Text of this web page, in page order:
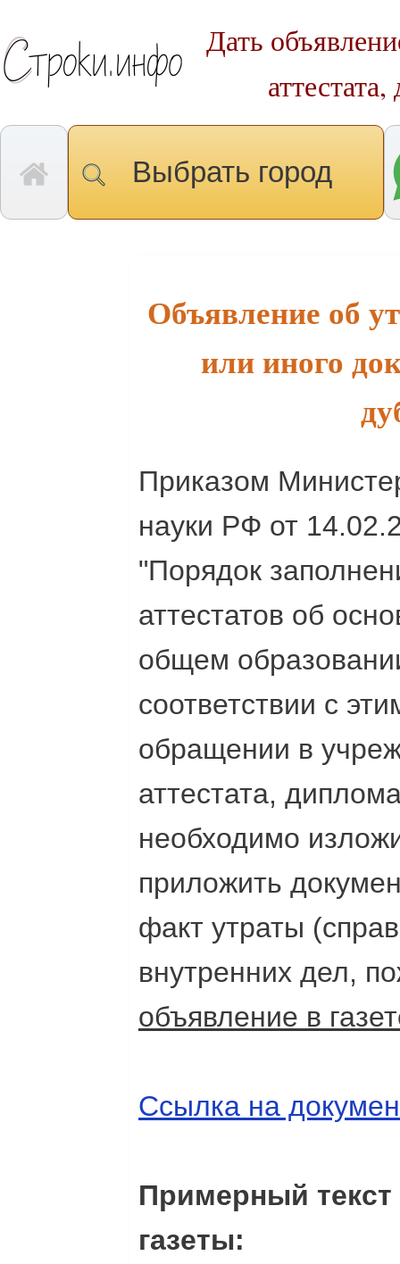
Дать
Выбрать город
Объявление об
или иного
Приказом
науки РФ от
"Порядок
аттестатов об
общем
соответствии с
обращении в
аттестата,
необходимо
приложить
факт утраты
внутренних дел,
объявление в
Ссылка на
Примерный
газеты: